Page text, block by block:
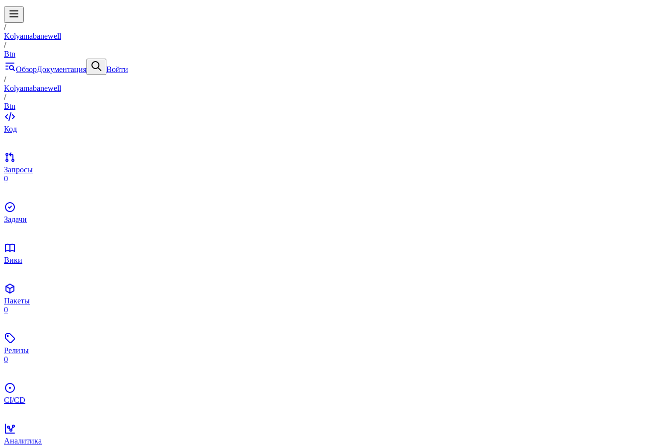
/
Kolyamabanewell
/
Btn
ОбзорДокументация
Войти
/
Kolyamabanewell
/
Btn
Код
Запросы
0
Задачи
Вики
Пакеты
0
Релизы
0
CI/CD
Аналитика